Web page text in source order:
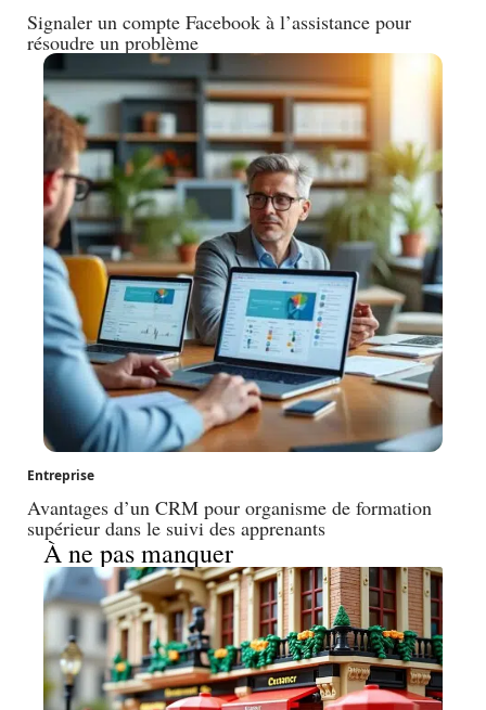
Signaler un compte Facebook à l’assistance pour
résoudre un problème
Entreprise
Avantages d’un CRM pour organisme de formation
supérieur dans le suivi des apprenants
À ne pas manquer